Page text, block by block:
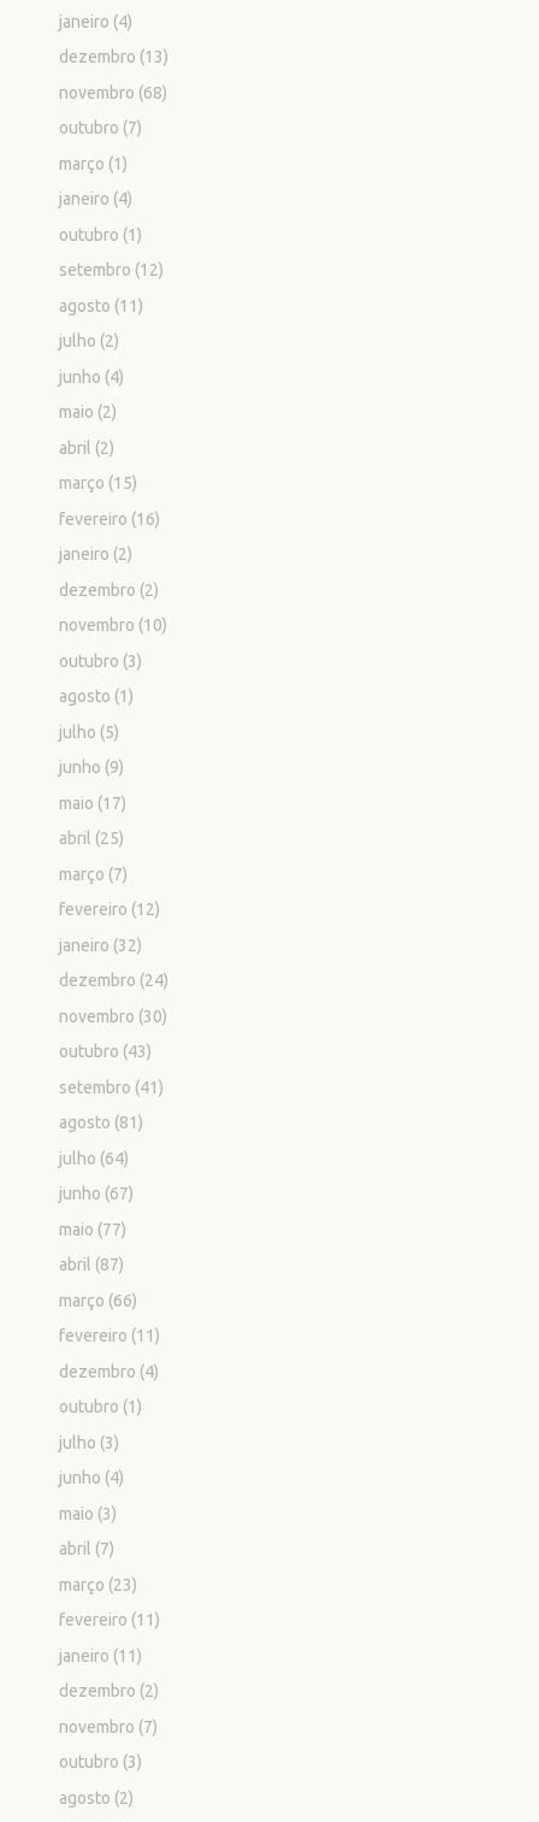
janeiro (4)
dezembro (13)
novembro (68)
outubro (7)
março (1)
janeiro (4)
outubro (1)
setembro (12)
agosto (11)
julho (2)
junho (4)
maio (2)
abril (2)
março (15)
fevereiro (16)
janeiro (2)
dezembro (2)
novembro (10)
outubro (3)
agosto (1)
julho (5)
junho (9)
maio (17)
abril (25)
março (7)
fevereiro (12)
janeiro (32)
dezembro (24)
novembro (30)
outubro (43)
setembro (41)
agosto (81)
julho (64)
junho (67)
maio (77)
abril (87)
março (66)
fevereiro (11)
dezembro (4)
outubro (1)
julho (3)
junho (4)
maio (3)
abril (7)
março (23)
fevereiro (11)
janeiro (11)
dezembro (2)
novembro (7)
outubro (3)
agosto (2)